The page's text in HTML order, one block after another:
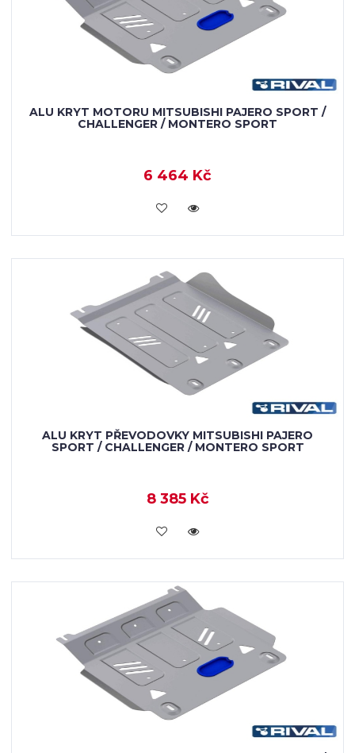
ALU KRYT MOTORU MITSUBISHI PAJERO SPORT /
CHALLENGER / MONTERO SPORT
6 464 Kč
KOUPIT
ALU KRYT PŘEVODOVKY MITSUBISHI PAJERO
SPORT / CHALLENGER / MONTERO SPORT
8 385 Kč
KOUPIT